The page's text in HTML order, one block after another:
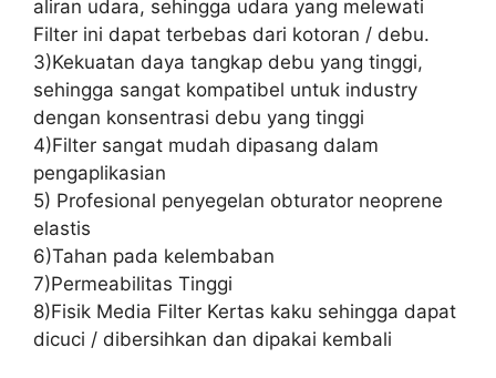
aliran udara, sehingga udara yang melewati
Filter ini dapat terbebas dari kotoran / debu.
3)Kekuatan daya tangkap debu yang tinggi,
sehingga sangat kompatibel untuk industry
dengan konsentrasi debu yang tinggi
4)Filter sangat mudah dipasang dalam
pengaplikasian
5) Profesional penyegelan obturator neoprene
elastis
6)Tahan pada kelembaban
7)Permeabilitas Tinggi
8)Fisik Media Filter Kertas kaku sehingga dapat
dicuci / dibersihkan dan dipakai kembali